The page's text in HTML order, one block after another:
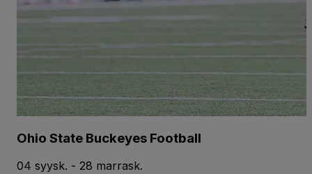
Ohio State Buckeyes Football
04 syysk. - 28 marrask.